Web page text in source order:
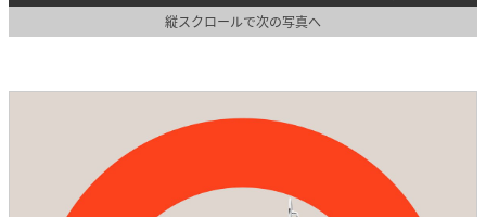
縦スクロールで次の写真へ